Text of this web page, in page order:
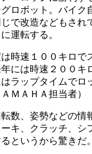
ロボット。バイク
で改造などもされ
運転する。
は時速１００キロ
には時速２００キ
ラップタイムでロ
ＭＡＨＡ担当者）
数、姿勢などの情
キ、クラッチ、シ
というから驚きだ。